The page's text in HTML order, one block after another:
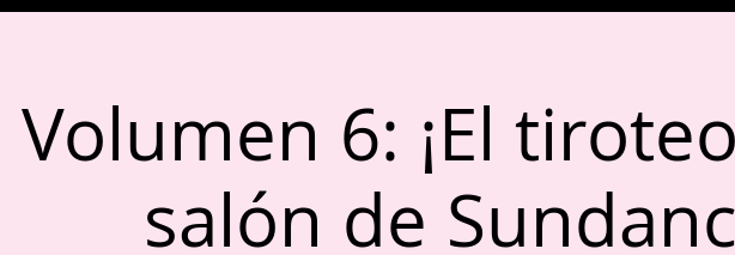
Volumen 6: ¡El
salón de